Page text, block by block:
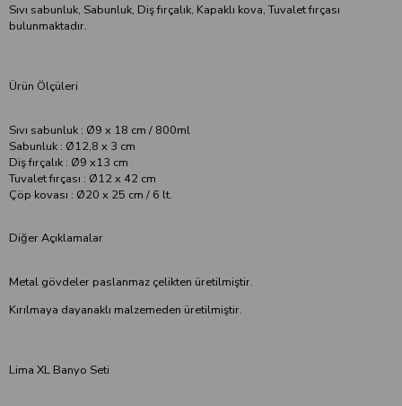
Sıvı sabunluk, Sabunluk, Diş fırçalık, Kapaklı kova, Tuvalet fırçası
bulunmaktadır.
Ürün Ölçüleri
Sıvı sabunluk : Ø9 x 18 cm / 800ml
Sabunluk : Ø12,8 x 3 cm
Diş fırçalık : Ø9 x13 cm
Tuvalet fırçası : Ø12 x 42 cm
Çöp kovası : Ø20 x 25 cm / 6 lt.
Diğer Açıklamalar
Metal gövdeler paslanmaz çelikten üretilmiştir.
Kırılmaya dayanaklı malzemeden üretilmiştir.
Lima XL Banyo Seti